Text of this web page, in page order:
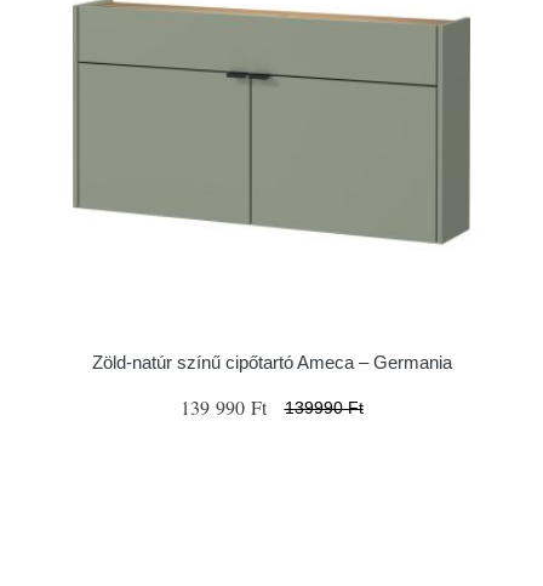
Zöld-natúr színű cipőtartó Ameca – Germania
139 990 Ft 139990 Ft